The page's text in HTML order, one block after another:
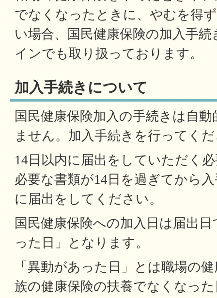
でなくなったときに、やむを得
い場合、国民健康保険の加入手
インでも取り扱っております。
加入手続きについて
国民健康保険加入の手続きは自
ません。加入手続きを行ってく
14日以内に届出をしていただく
必要な書類が14日を過ぎてから
に届出をしてください。
国民健康保険への加入日は届出
った日」となります。
「異動があった日」とは職場の
族の健康保険の扶養でなくなっ